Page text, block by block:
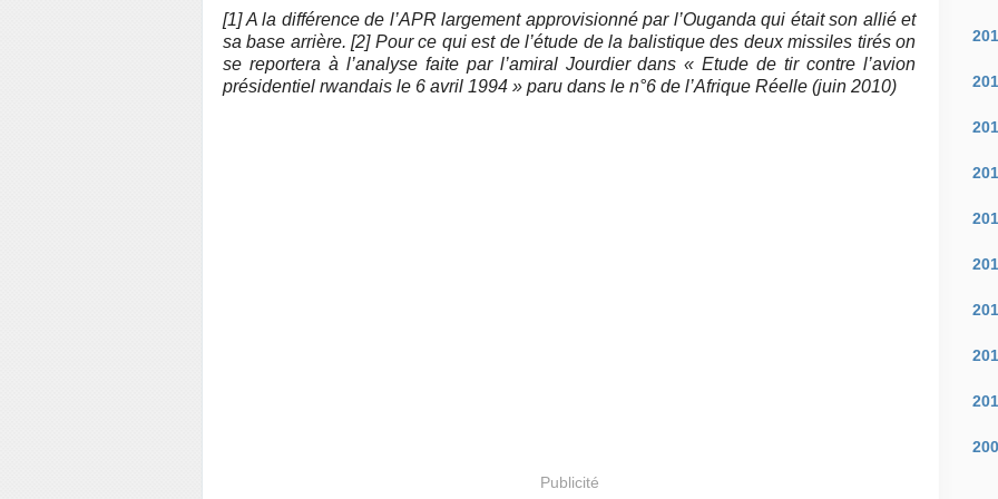
[1] A la différence de l’APR largement approvisionné par l’Ouganda qui était son allié et
sa base arrière. [2] Pour ce qui est de l’étude de la balistique des deux missiles tirés on
se reportera à l’analyse faite par l’amiral Jourdier dans « Etude de tir contre l’avion
présidentiel rwandais le 6 avril 1994 » paru dans le n°6 de l’Afrique Réelle (juin 2010)
Publicité